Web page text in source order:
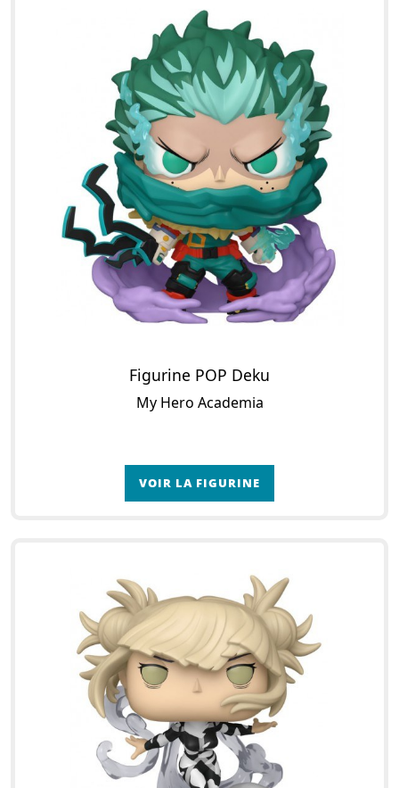
Figurine POP Deku
My Hero Academia
VOIR LA FIGURINE